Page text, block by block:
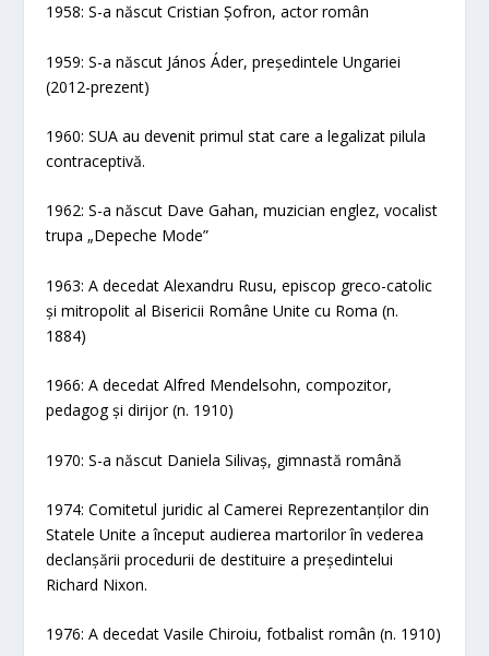
1958: S-a născut Cristian Șofron, actor român
1959: S-a născut János Áder, președintele Ungariei
(2012-prezent)
1960: SUA au devenit primul stat care a legalizat pilula
contraceptivă.
1962: S-a născut Dave Gahan, muzician englez, vocalist
trupa „Depeche Mode”
1963: A decedat Alexandru Rusu, episcop greco-catolic
și mitropolit al Bisericii Române Unite cu Roma (n.
1884)
1966: A decedat Alfred Mendelsohn, compozitor,
pedagog și dirijor (n. 1910)
1970: S-a născut Daniela Silivaș, gimnastă română
1974: Comitetul juridic al Camerei Reprezentanților din
Statele Unite a început audierea martorilor în vederea
declanșării procedurii de destituire a președintelui
Richard Nixon.
1976: A decedat Vasile Chiroiu, fotbalist român (n. 1910)